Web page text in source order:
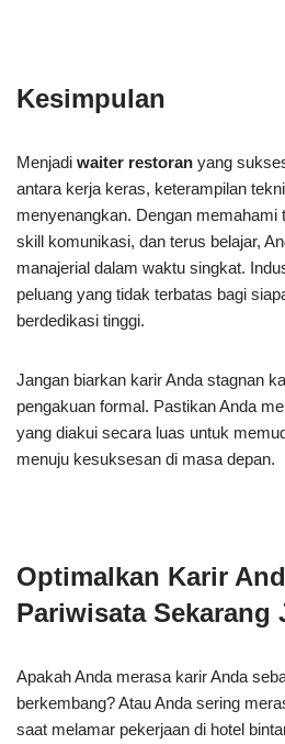
Kesimpulan
Menjadi waiter restoran yang
antara kerja keras, keterampilan
menyenangkan. Dengan memahami
skill komunikasi, dan terus belajar,
manajerial dalam waktu singkat.
peluang yang tidak terbatas bagi
berdedikasi tinggi.
Jangan biarkan karir Anda stagnan
pengakuan formal. Pastikan Anda
yang diakui secara luas untuk
menuju kesuksesan di masa depan.
Optimalkan Karir
Pariwisata Sekarang
Apakah Anda merasa karir Anda
berkembang? Atau Anda sering
saat melamar pekerjaan di hotel